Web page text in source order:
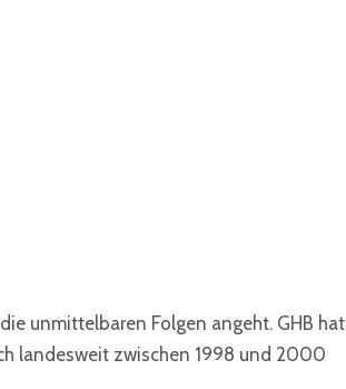
unmittelbaren Folgen angeht. GHB hat
landesweit zwischen 1998 und 2000